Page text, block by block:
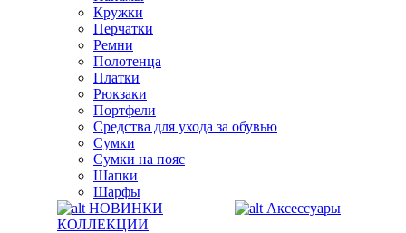
Кружки
Перчатки
Ремни
Полотенца
Платки
Рюкзаки
Портфели
Средства для ухода за обувью
Сумки
Сумки на пояс
Шапки
Шарфы
НОВИНКИ
КОЛЛЕКЦИИ
Аксессуары